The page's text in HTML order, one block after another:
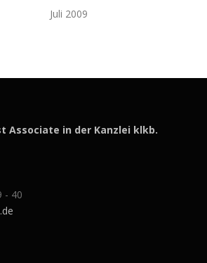
Juli 2009
Associate in der Kanzlei klkb.
- 40